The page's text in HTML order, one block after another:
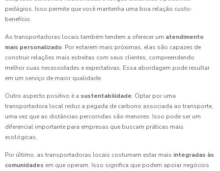
pedágios. Isso permite que você mantenha uma boa relação custo-
benefício.
As transportadoras locais também tendem a oferecer um atendimento
mais personalizado. Por estarem mais próximas, elas são capazes de
construir relações mais estreitas com seus clientes, compreendendo
melhor suas necessidades e expectativas. Essa abordagem pode resultar
em um serviço de maior qualidade.
Outro aspecto positivo é a sustentabilidade. Optar por uma
transportadora local reduz a pegada de carbono associada ao transporte,
uma vez que as distâncias percorridas são menores. Isso pode ser um
diferencial importante para empresas que buscam práticas mais
ecológicas.
Por último, as transportadoras locais costumam estar mais integradas às
comunidades em que operam. Isso significa que podem apoiar negócios